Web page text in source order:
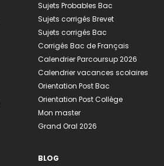
Sujets Probables Bac
Sujets corrigés Brevet
Sujets corrigés Bac
Corrigés Bac de Français
Calendrier Parcoursup 2026
Calendrier vacances scolaires
Orientation Post Bac
Orientation Post Collège
Mon master
Grand Oral 2026
BLOG